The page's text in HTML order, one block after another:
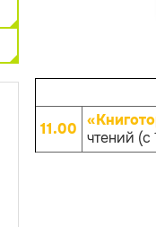
11.00 чтений (с